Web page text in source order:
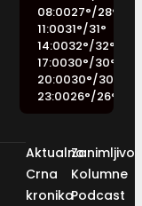
08:0027°/28°
11:0031°/31°
14:0032°/32°
17:0030°/30°
20:0030°/30
23:0026°/26°
Aktualno
Crna
kronika
Kolumne
Podcast